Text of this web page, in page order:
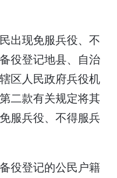
出现免服兵役、不
役登记地县、自治
区人民政府兵役机
二款有关规定将其
服兵役、不得服兵
役登记的公民户籍